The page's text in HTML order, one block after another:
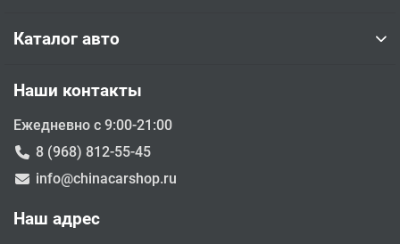
Каталог авто
Наши контакты
Ежедневно с 9:00-21:00
8 (968) 812-55-45
info@chinacarshop.ru
Наш адрес